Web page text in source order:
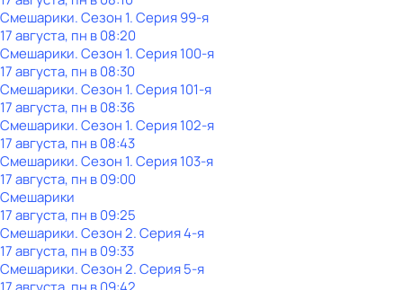
Смешарики. Сезон 1. Серия 99-я
17 августа, пн в 08:20
Смешарики. Сезон 1. Серия 100-я
17 августа, пн в 08:30
Смешарики. Сезон 1. Серия 101-я
17 августа, пн в 08:36
Смешарики. Сезон 1. Серия 102-я
17 августа, пн в 08:43
Смешарики. Сезон 1. Серия 103-я
17 августа, пн в 09:00
Смешарики
17 августа, пн в 09:25
Смешарики. Сезон 2. Серия 4-я
17 августа, пн в 09:33
Смешарики. Сезон 2. Серия 5-я